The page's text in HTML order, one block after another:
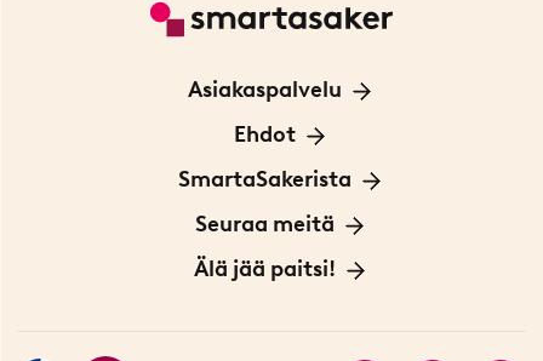
Asiakaspalvelu
Ota yhteyttä
Ehdot
Tietoa evästeistä
Yksityisyydensuoja
Sopimusehdot
SmartaSakerista
Meistä
Myymälä Tukholmassa
Seuraa meitä
Innovaattoriblogi
Älä jää paitsi!